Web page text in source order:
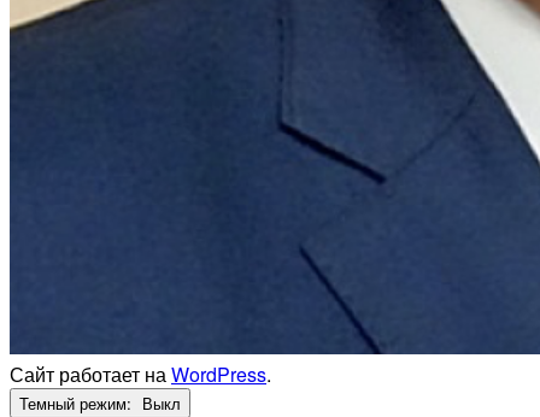
Сайт работает наWordPress.
Темный режим: